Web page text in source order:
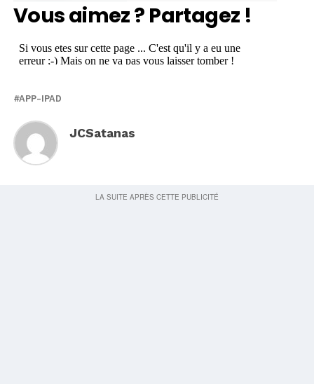
Vous aimez ? Partagez !
APP-IPAD
JCSatanas